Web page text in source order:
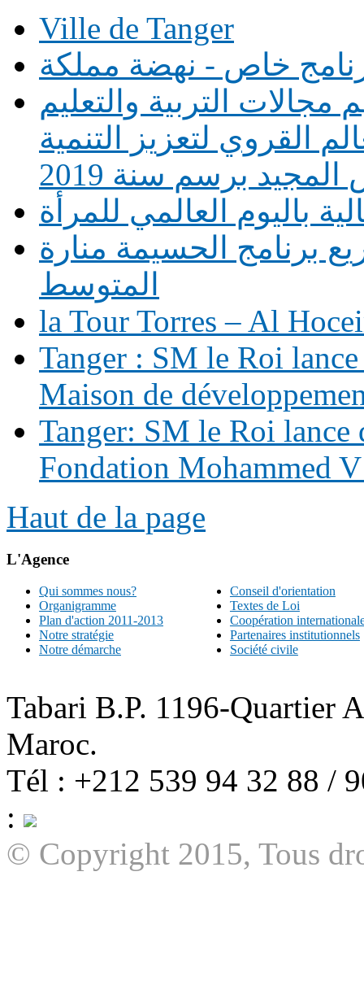
Ville de Tanger
خاص - نهضة مملكة
مجالات التربية والتعليم
القروي لتعزيز التنمية
برسم سنة 2019
باليوم العالمي للمرأة
برنامج الحسيمة منارة
المتوسط
la Tour Torres – Al
Tanger : SM le Roi
Maison de
Tanger: SM le Roi
Fondation Mohammed
Haut de la page
L'Agence
Qui sommes nous?
Organigramme
Plan d'action 2011-2013
Notre stratégie
Notre démarche
Conseil d'orientation
Textes de Loi
Coopération
Partenaires institutionnels
Société civile
Tabari B.P. 1196-Quartier
Maroc.
Tél : +212 539 94 32 88 /
:
© Copyright 2015, Tous